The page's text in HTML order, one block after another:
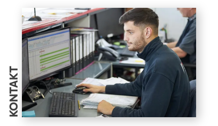
KONTAKT